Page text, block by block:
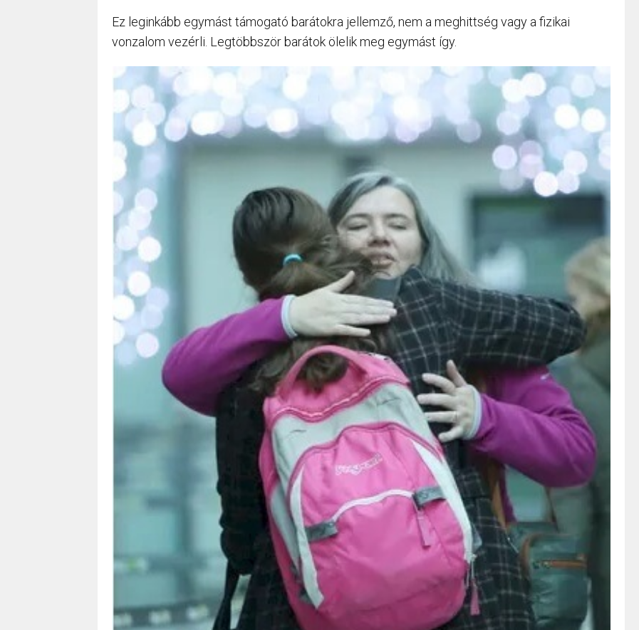
Ez leginkább egymást támogató barátokra jellemző, nem a meghittség vagy a fizikai
vonzalom vezérli. Legtöbbször barátok ölelik meg egymást így.